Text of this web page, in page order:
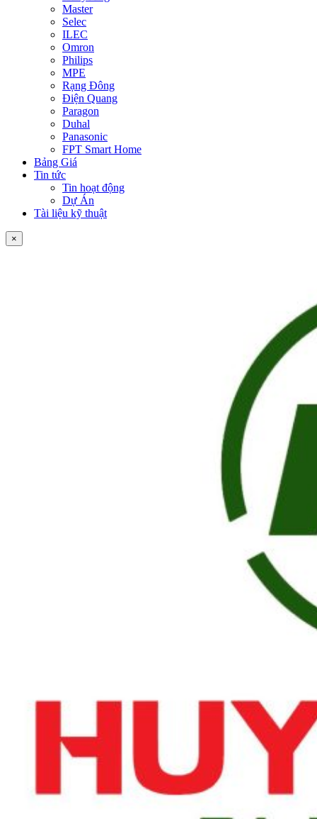
Master
Selec
ILEC
Omron
Philips
MPE
Rạng Đông
Điện Quang
Paragon
Duhal
Panasonic
FPT Smart Home
Bảng Giá
Tin tức
Tin hoạt động
Dự Án
Tài liệu kỹ thuật
×